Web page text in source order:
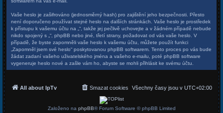
Vaše heslo je zašifrováno (jednosměrný hash) pro zajištění jeho bezpečnosti. Přesto
není doporučeno používat stejné heslo na dalších stránkách. Vaše heslo je prostředek
k přístupu k vašemu účtu na „“, takže jej pečlivě uchovejte a v žádném případě nebude
nikdo spojený s „“, phpBB nebo jiné, třetí strany, požadovat od vás vaše heslo. V
případě, že byste zapomněli vaše heslo k vašemu účtu, můžete použít funkci
„Zapomněl jsem své heslo“ poskytovanou phpBB softwarem. Tento proces po vás bude
žádat zadaní vašeho uživatelského jména a vašeho e-mailu, poté phpBB software
vygeneruje heslo nové a zašle vám ho, abyste se mohli přihlásit ke svému účtu.
All about IpTv Všechny časy jsou v UTC+02:00
Smazat cookies
Založeno na phpBB® Forum Software © phpBB Limited